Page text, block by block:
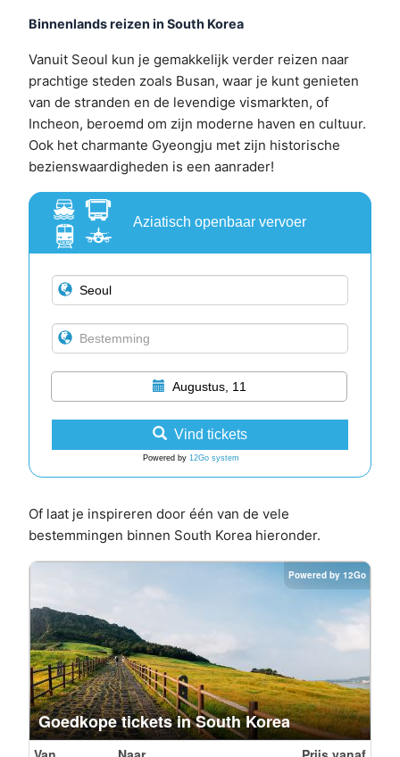
Binnenlands reizen in South Korea
Vanuit Seoul kun je gemakkelijk verder reizen naar
prachtige steden zoals Busan, waar je kunt genieten
van de stranden en de levendige vismarkten, of
Incheon, beroemd om zijn moderne haven en cultuur.
Ook het charmante Gyeongju met zijn historische
bezienswaardigheden is een aanrader!
Aziatisch openbaar vervoer
Augustus, 11
Vind tickets
Powered by 12Go system
Of laat je inspireren door één van de vele
bestemmingen binnen South Korea hieronder.